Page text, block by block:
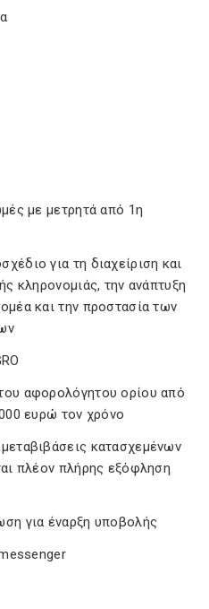
με μετρητά από 1η
για τη διαχείριση και
κληρονομιάς, την ανάπτυξη
και την προστασία των
αφορολόγητου ορίου από
ευρώ τον χρόνο
κατασχεμένων
πλέον πλήρης εξόφληση
για έναρξη υποβολής